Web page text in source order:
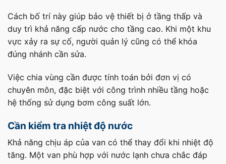
Cách bố trí này giúp bảo vệ thiết bị ở tầng thấp và
duy trì khả năng cấp nước cho tầng cao. Khi một khu
vực xảy ra sự cố, người quản lý cũng có thể khóa
đúng nhánh cần sửa.
Việc chia vùng cần được tính toán bởi đơn vị có
chuyên môn, đặc biệt với công trình nhiều tầng hoặc
hệ thống sử dụng bơm công suất lớn.
Cần kiểm tra nhiệt độ nước
Khả năng chịu áp của van có thể thay đổi khi nhiệt độ
tăng. Một van phù hợp với nước lạnh chưa chắc đáp